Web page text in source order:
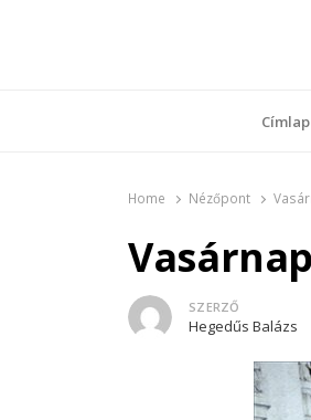
Címlap
Home Nézőpont
Author
SZERZŐ
Hegedűs Balázs